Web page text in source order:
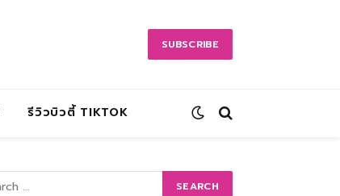
SUBSCRIBE
รีวิวบิวตี้ TIKTOK